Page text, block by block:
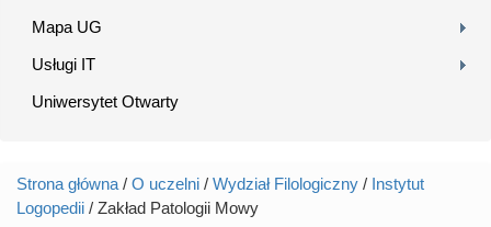
Mapa UG
Usługi IT
Uniwersytet Otwarty
Jesteś tutaj
Strona główna / O uczelni / Wydział Filologiczny / Instytut
Logopedii / Zakład Patologii Mowy